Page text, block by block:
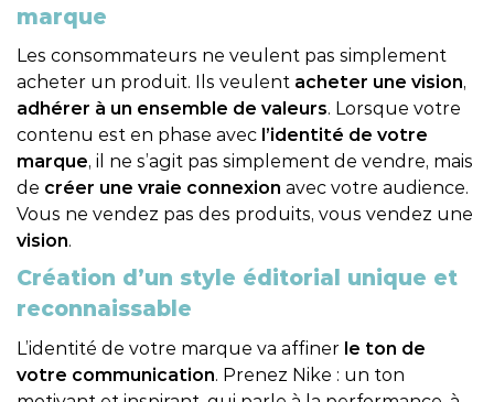
marque
Les consommateurs ne veulent pas simplement
acheter un produit. Ils veulent acheter une vision,
adhérer à un ensemble de valeurs. Lorsque votre
contenu est en phase avec l’identité de votre
marque, il ne s’agit pas simplement de vendre, mais
de créer une vraie connexion avec votre audience.
Vous ne vendez pas des produits, vous vendez une
vision.
Création d’un style éditorial unique et
reconnaissable
L’identité de votre marque va affiner le ton de
votre communication. Prenez Nike : un ton